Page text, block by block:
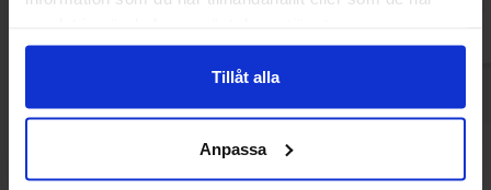
Tillåt alla
Anpassa
Andra gillade